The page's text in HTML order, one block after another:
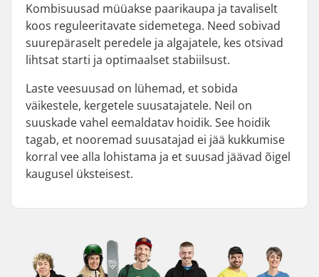
Kombisuusad müüakse paarikaupa ja tavaliselt
koos reguleeritavate sidemetega. Need sobivad
suurepäraselt peredele ja algajatele, kes otsivad
lihtsat starti ja optimaalset stabiilsust.
Laste veesuusad on lühemad, et sobida
väikestele, kergetele suusatajatele. Neil on
suuskade vahel eemaldatav hoidik. See hoidik
tagab, et nooremad suusatajad ei jää kukkumise
korral vee alla lohistama ja et suusad jäävad õigel
kaugusel üksteisest.